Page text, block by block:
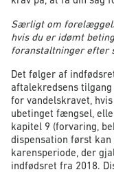
Særligt om
hvis du er idømt
foranstaltninger efter
Det følger af
aftalekredsens
for vandelskravet,
ubetinget fængsel,
kapitel 9 (forvaring,
dispensation først
karensperiode, der
indfødsret fra 2018.